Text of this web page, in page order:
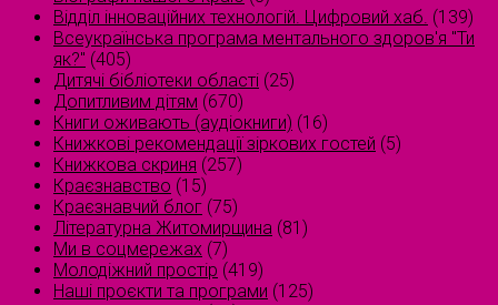
Відділ інноваційних технологій. Цифровий хаб. (139)
Всеукраїнська програма ментального здоров'я "Ти
як?" (405)
Дитячі бібліотеки області (25)
Допитливим дітям (670)
Книги оживають (аудіокниги) (16)
Книжкові рекомендації зіркових гостей (5)
Книжкова скриня (257)
Краєзнавство (15)
Краєзнавчий блог (75)
Літературна Житомирщина (81)
Ми в соцмережах (7)
Молодіжний простір (419)
Наші проєкти та програми (125)